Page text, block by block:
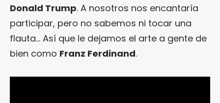
Donald Trump. A nosotros nos encantaría
participar, pero no sabemos ni tocar una
flauta… Así que le dejamos el arte a gente de
bien como Franz Ferdinand.